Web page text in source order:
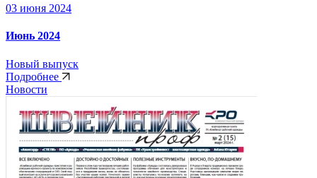
03 июня 2024
Июнь 2024
Новый выпуск
Подробнее
Новости